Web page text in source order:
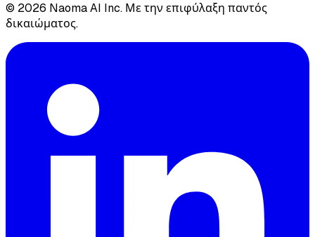
© 2026 Naoma AI Inc. Με την επιφύλαξη παντός
δικαιώματος.